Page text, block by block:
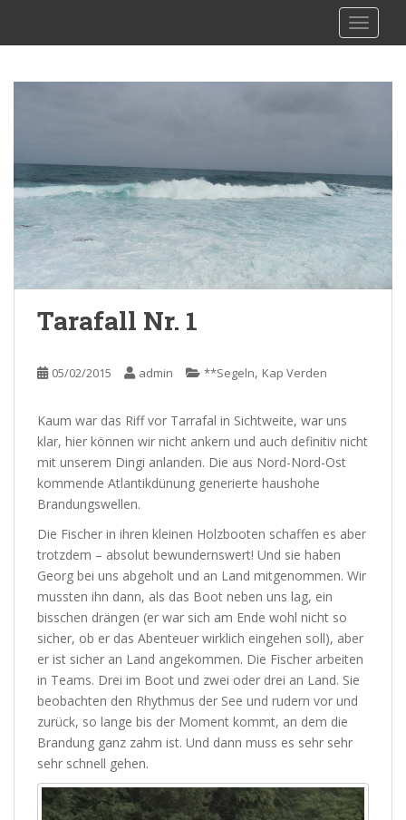
i
Tarafall Nr. 1
05/02/2015 admin **Segeln, Kap Verden
Kaum war das Riff vor Tarrafal in Sichtweite, war uns
klar, hier können wir nicht ankern und auch definitiv nicht
mit unserem Dingi anlanden. Die aus Nord-Nord-Ost
kommende Atlantikdünung generierte haushohe
Brandungswellen.
Die Fischer in ihren kleinen Holzbooten schaffen es aber
trotzdem – absolut bewundernswert! Und sie haben
Georg bei uns abgeholt und an Land mitgenommen. Wir
mussten ihn dann, als das Boot neben uns lag, ein
bisschen drängen (er war sich am Ende wohl nicht so
sicher, ob er das Abenteuer wirklich eingehen soll), aber
er ist sicher an Land angekommen. Die Fischer arbeiten
in Teams. Drei im Boot und zwei oder drei an Land. Sie
beobachten den Rhythmus der See und rudern vor und
zurück, so lange bis der Moment kommt, an dem die
Brandung ganz zahm ist. Und dann muss es sehr sehr
sehr schnell gehen.